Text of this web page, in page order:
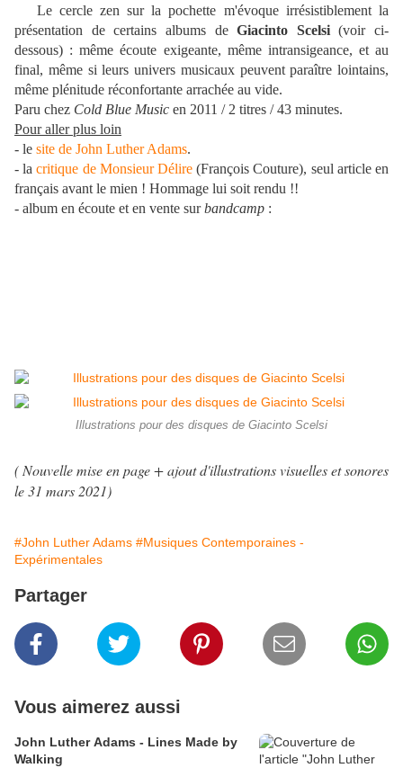
Le cercle zen sur la pochette m'évoque irrésistiblement la
présentation de certains albums deGiacinto Scelsi(voir ci-
dessous) : même écoute exigeante, même intransigeance, et au
final, même si leurs univers musicaux peuvent paraître lointains,
même plénitude réconfortante arrachée au vide.
Paru chez Cold Blue Music en 2011 / 2 titres / 43 minutes.
Pour aller plus loin
- le site de John Luther Adams.
- lacritique de Monsieur Délire (François Couture), seul article en
français avant le mien ! Hommage lui soit rendu !!
- album en écoute et en vente surbandcamp :
Illustrations pour des disques de Giacinto Scelsi
( Nouvelle mise en page + ajout d'illustrations visuelles et sonores
le 31 mars 2021)
#John Luther Adams #Musiques Contemporaines -
Expérimentales
Partager
Vous aimerez aussi
John Luther Adams - Lines Made by
Walking